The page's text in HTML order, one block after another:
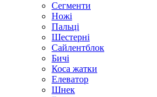
Сегменти
Ножі
Пальці
Шестерні
Сайлентблок
Бичі
Коса жатки
Елеватор
Шнек